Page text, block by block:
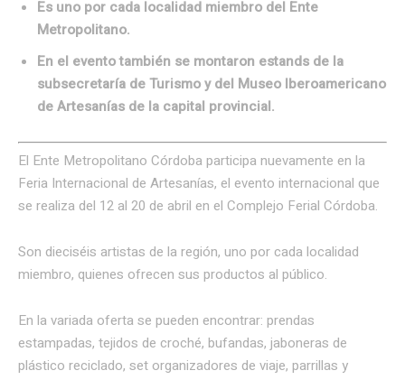
Es uno por cada localidad miembro del Ente
Metropolitano.
En el evento también se montaron estands de la
subsecretaría de Turismo y del Museo Iberoamericano
de Artesanías de la capital provincial.
El Ente Metropolitano Córdoba participa nuevamente en la
Feria Internacional de Artesanías, el evento internacional que
se realiza del 12 al 20 de abril en el Complejo Ferial Córdoba.
Son dieciséis artistas de la región, uno por cada localidad
miembro, quienes ofrecen sus productos al público.
En la variada oferta se pueden encontrar: prendas
estampadas, tejidos de croché, bufandas, jaboneras de
plástico reciclado, set organizadores de viaje, parrillas y